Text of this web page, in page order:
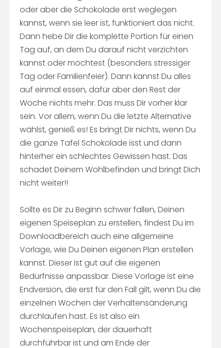
oder aber die Schokolade erst weglegen
kannst, wenn sie leer ist, funktioniert das nicht.
Dann hebe Dir die komplette Portion für einen
Tag auf, an dem Du darauf nicht verzichten
kannst oder möchtest (besonders stressiger
Tag oder Familienfeier). Dann kannst Du alles
auf einmal essen, dafür aber den Rest der
Woche nichts mehr. Das muss Dir vorher klar
sein. Vor allem, wenn Du die letzte Alternative
wählst, genieß es! Es bringt Dir nichts, wenn Du
die ganze Tafel Schokolade isst und dann
hinterher ein schlechtes Gewissen hast. Das
schadet Deinem Wohlbefinden und bringt Dich
nicht weiter!!
Sollte es Dir zu Beginn schwer fallen, Deinen
eigenen Speiseplan zu erstellen, findest Du im
Downloadbereich auch eine allgemeine
Vorlage, wie Du Deinen eigenen Plan erstellen
kannst. Dieser ist gut auf die eigenen
Bedürfnisse anpassbar. Diese Vorlage ist eine
Endversion, die erst für den Fall gilt, wenn Du die
einzelnen Wochen der Verhaltensänderung
durchlaufen hast. Es ist also ein
Wochenspeiseplan, der dauerhaft
durchführbar ist und am Ende der